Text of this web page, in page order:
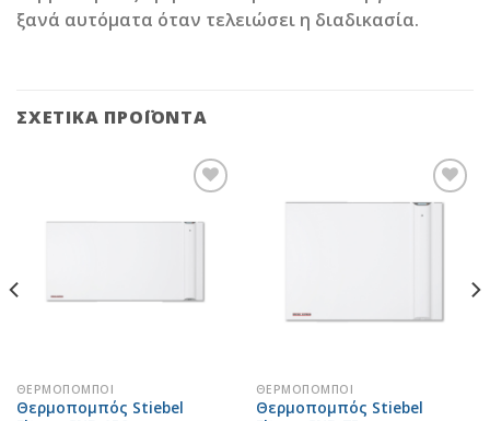
ξανά αυτόματα όταν τελειώσει η διαδικασία.
ΣΧΕΤΙΚΆ ΠΡΟΪΌΝΤΑ
ΘΕΡΜΟΠΟΜΠΟΊ
Θερμοπομπός Stiebel
ΘΕΡΜΟΠΟΜΠΟΊ
Θερμοπομπός Stiebel